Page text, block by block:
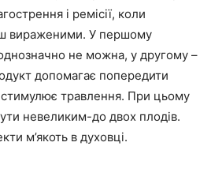
і ремісії, коли
вираженими. У першому
однозначно не можна, у другому –
допомагає попередити
стимулює травлення. При цьому
невеликим-до двох плодів.
м’якоть в духовці.